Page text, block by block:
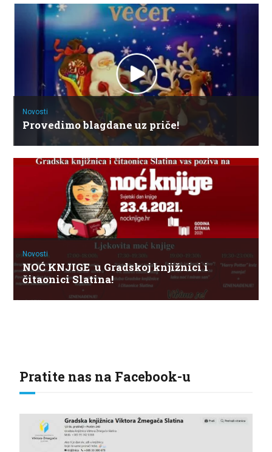
Novosti
Provedimo blagdane uz priče!
Novosti
NOĆ KNJIGE u Gradskoj knjižnici i
čitaonici Slatina!
Pratite nas na Facebook-u